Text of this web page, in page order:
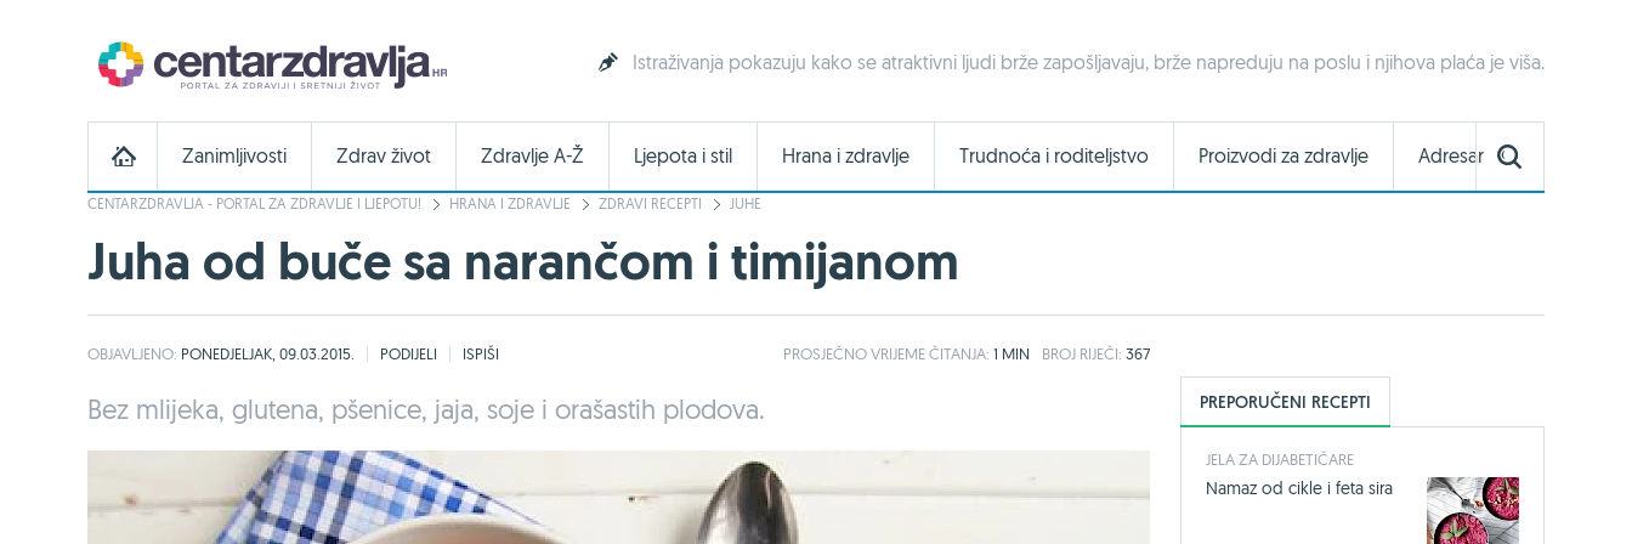
Istraživanja pokazuju kako se atraktivni ljudi brže zapošljavaju, brže napreduju na poslu i njihova plaća je viša.
Zanimljivosti Zdrav život Zdravlje A-Ž Ljepota i stil Hrana i zdravlje Trudnoća i roditeljstvo Proizvodi za zdravlje Adresar
CENTARZDRAVLJA - PORTAL ZA ZDRAVLJE I LJEPOTU! HRANA I ZDRAVLJE ZDRAVI RECEPTI JUHE
Juha od buče sa narančom i timijanom
OBJAVLJENO: PONEDJELJAK, 09.03.2015. PODIJELI ISPIŠI PROSJEČNOVRIJEME ČITANJA: 1 MIN BROJ RIJEČI: 367
Bez mlijeka, glutena, pšenice, jaja, soje i orašastih plodova. PREPORUČENI RECEPTI
JELA ZA DIJABETIČARE
Namaz od cikle i feta sira